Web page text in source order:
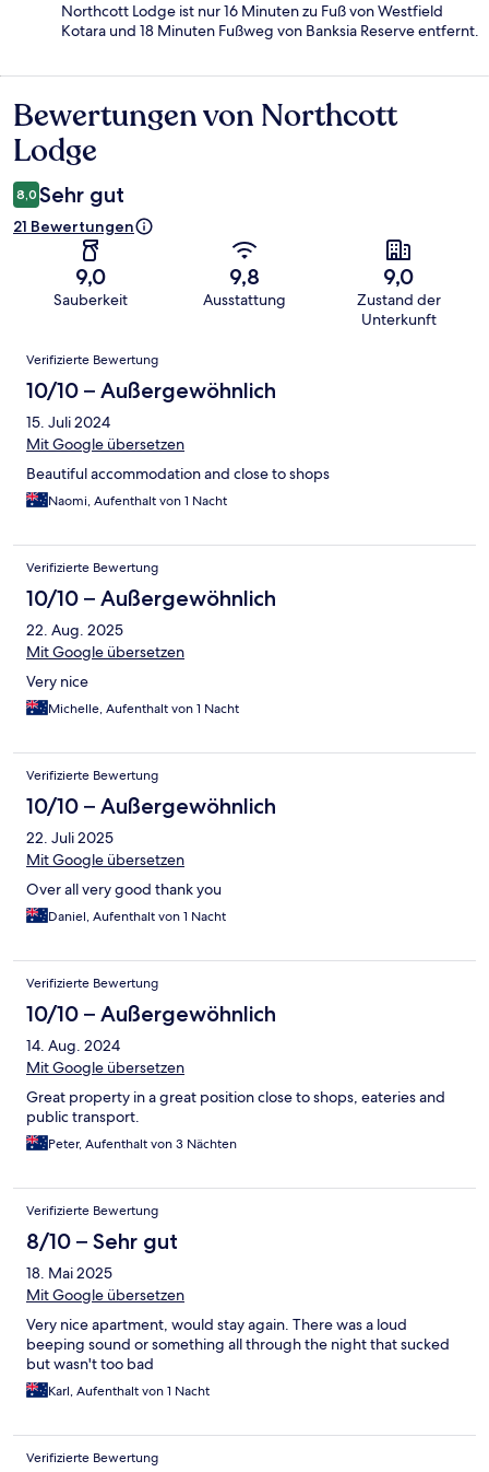
Northcott Lodge ist nur 16 Minuten zu Fuß von Westfield
Kotara und 18 Minuten Fußweg von Banksia Reserve entfernt.
Bewertungen
Bewertungen von Northcott
Lodge
8,0 Sehr gut
21 Bewertungen
9,0
Sauberkeit
9,8
Ausstattung
9,0
Zustand der
Unterkunft
Bewertungen
Verifizierte Bewertung
10/10 – Außergewöhnlich
15. Juli 2024
Mit Google übersetzen
Beautiful accommodation and close to shops
Naomi, Aufenthalt von 1 Nacht
Verifizierte Bewertung
10/10 – Außergewöhnlich
22. Aug. 2025
Mit Google übersetzen
Very nice
Michelle, Aufenthalt von 1 Nacht
Verifizierte Bewertung
10/10 – Außergewöhnlich
22. Juli 2025
Mit Google übersetzen
Over all very good thank you
Daniel, Aufenthalt von 1 Nacht
Verifizierte Bewertung
10/10 – Außergewöhnlich
14. Aug. 2024
Mit Google übersetzen
Great property in a great position close to shops, eateries and
public transport.
Peter, Aufenthalt von 3 Nächten
Verifizierte Bewertung
8/10 – Sehr gut
18. Mai 2025
Mit Google übersetzen
Very nice apartment, would stay again. There was a loud
beeping sound or something all through the night that sucked
but wasn't too bad
Karl, Aufenthalt von 1 Nacht
Verifizierte Bewertung